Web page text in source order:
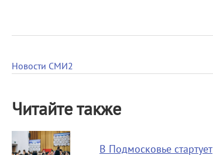
Новости СМИ2
Читайте также
В Подмосковье стартует